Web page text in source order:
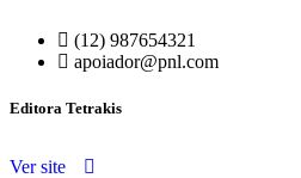
(12) 987654321
apoiador@pnl.com
Editora Tetrakis
Ver site